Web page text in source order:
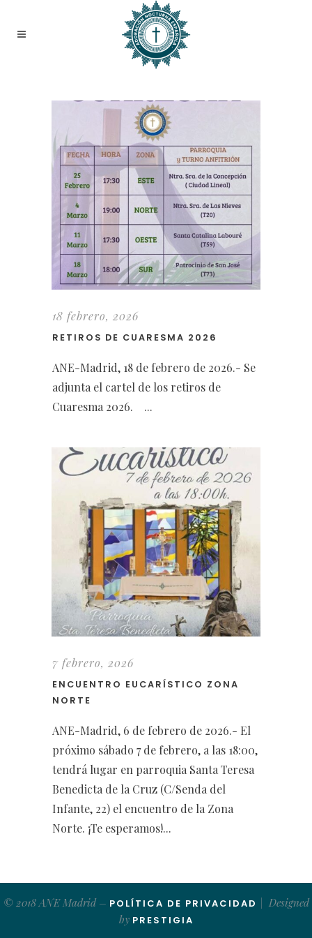
18 febrero, 2026
RETIROS DE CUARESMA 2026
ANE-Madrid, 18 de febrero de 2026.- Se
adjunta el cartel de los retiros de
Cuaresma 2026. ...
7 febrero, 2026
ENCUENTRO EUCARÍSTICO ZONA
NORTE
ANE-Madrid, 6 de febrero de 2026.- El
próximo sábado 7 de febrero, a las 18:00,
tendrá lugar en parroquia Santa Teresa
Benedicta de la Cruz (C/Senda del
Infante, 22) el encuentro de la Zona
Norte. ¡Te esperamos!...
© 2018 ANE Madrid – POLÍTICA DE PRIVACIDAD
| Designed
by PRESTIGIA